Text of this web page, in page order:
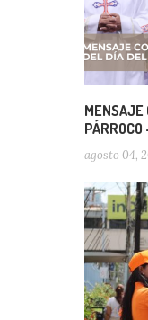
MENSAJE
agosto 04,